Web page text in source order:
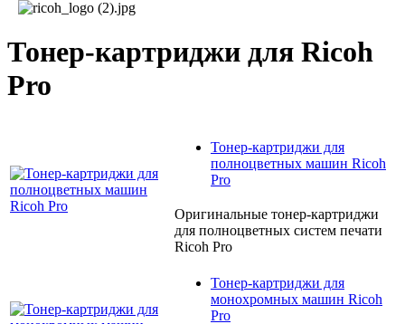
Тонер-картриджи для Ricoh
Pro
Тонер-картриджи для
полноцветных машин Ricoh
Pro
Оригинальные тонер-картриджи
для полноцветных систем печати
Ricoh Pro
Тонер-картриджи для
монохромных машин Ricoh
Pro